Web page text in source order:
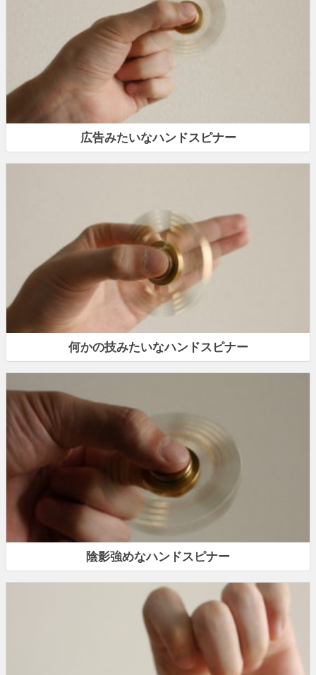
広告みたいなハンドスピナー
何かの技みたいなハンドスピナー
陰影強めなハンドスピナー